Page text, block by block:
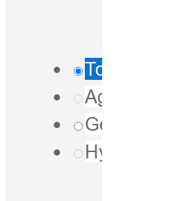
Tous
Agriculture
Géospatiale
Hydrographie